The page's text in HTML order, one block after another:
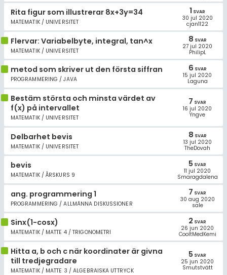
Rita figur som illustrerar 8x+3y=34
MATEMATIK / UNIVERSITET
1 SVAR
30 jul 2020
cjan1122
Flervar: Variabelbyte, integral, tan^x
MATEMATIK / UNIVERSITET
8 SVAR
27 jul 2020
PhilipL
metod som skriver ut den första siffran
PROGRAMMERING / JAVA
6 SVAR
15 jul 2020
Laguna
Bestäm största och minsta värdet av
f(x) på intervallet
MATEMATIK / UNIVERSITET
7 SVAR
16 jul 2020
Yngve
Delbarhet bevis
MATEMATIK / UNIVERSITET
8 SVAR
13 jul 2020
TheDovah
bevis
MATEMATIK / ÅRSKURS 9
5 SVAR
11 jul 2020
Smaragdalena
ang. programmering 1
PROGRAMMERING / ALLMÄNNA DISKUSSIONER
7 SVAR
30 aug 2020
sale
Sinx(1-cosx)
MATEMATIK / MATTE 4 / TRIGONOMETRI
2 SVAR
26 jun 2020
CooltMedKemi
Hitta a, b och c när koordinater är givna
till tredjegradare
MATEMATIK / MATTE 3 / ALGEBRAISKA UTTRYCK
5 SVAR
25 jun 2020
Smutstvätt